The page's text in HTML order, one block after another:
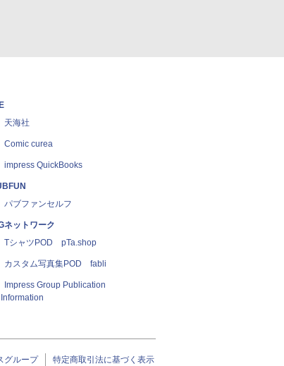
天海社
Comic curea
impress QuickBooks
パブファンセルフ
ネットワーク
TシャツPOD pTa.shop
カスタム写真集POD fabli
Impress Group Publication
Information
グループ 特定商取引法に基づく表示